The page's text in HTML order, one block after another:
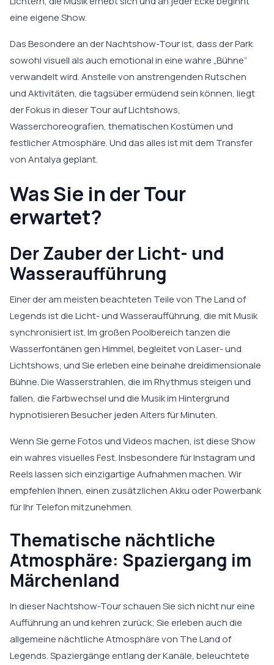
eine eigene Show.
Das Besondere an der Nachtshow-Tour ist, dass der Park
sowohl visuell als auch emotional in eine wahre „Bühne“
verwandelt wird. Anstelle von anstrengenden Rutschen
und Aktivitäten, die tagsüber ermüdend sein können, liegt
der Fokus in dieser Tour auf Lichtshows,
Wasserchoreografien, thematischen Kostümen und
festlicher Atmosphäre. Und das alles ist mit dem Transfer
von Antalya geplant.
Was Sie in der Tour
erwartet?
Der Zauber der Licht- und
Wasseraufführung
Einer der am meisten beachteten Teile von The Land of
Legends ist die Licht- und Wasseraufführung, die mit Musik
synchronisiert ist. Im großen Poolbereich tanzen die
Wasserfontänen gen Himmel, begleitet von Laser- und
Lichtshows, und Sie erleben eine beinahe dreidimensionale
Bühne. Die Wasserstrahlen, die im Rhythmus steigen und
fallen, die Farbwechsel und die Musik im Hintergrund
hypnotisieren Besucher jeden Alters für Minuten.
Wenn Sie gerne Fotos und Videos machen, ist diese Show
ein wahres visuelles Fest. Insbesondere für Instagram und
Reels lassen sich einzigartige Aufnahmen machen. Wir
empfehlen Ihnen, einen zusätzlichen Akku oder Powerbank
für Ihr Telefon mitzunehmen.
Thematische nächtliche
Atmosphäre: Spaziergang im
Märchenland
In dieser Nachtshow-Tour schauen Sie sich nicht nur eine
Aufführung an und kehren zurück; Sie erleben auch die
allgemeine nächtliche Atmosphäre von The Land of
Legends. Spaziergänge entlang der Kanäle, beleuchtete